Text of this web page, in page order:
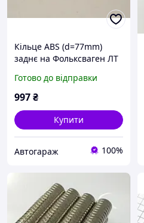
Кільце ABS (d=77mm)
заднє на Фольксваген ЛТ
MERCEDES (Оригінал)
9023570651
Готово до відправки
997₴
Купити
Автогараж 100%